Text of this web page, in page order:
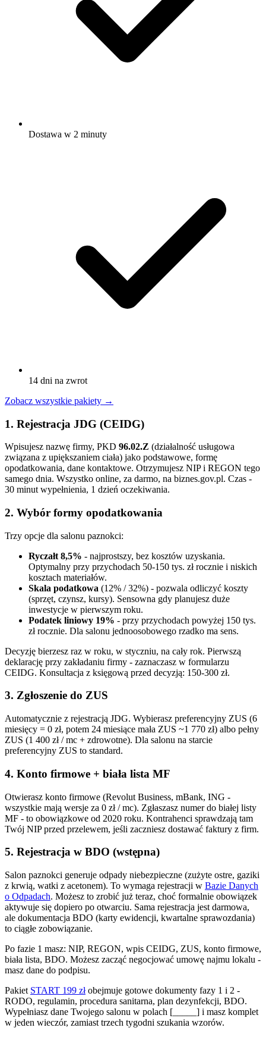
Dostawa w 2 minuty
14 dni na zwrot
Zobacz wszystkie pakiety →
1. Rejestracja JDG (CEIDG)
Wpisujesz nazwę firmy, PKD 96.02.Z (działalność usługowa
związana z upiększaniem ciała) jako podstawowe, formę
opodatkowania, dane kontaktowe. Otrzymujesz NIP i REGON tego
samego dnia. Wszystko online, za darmo, na biznes.gov.pl. Czas -
30 minut wypełnienia, 1 dzień oczekiwania.
2. Wybór formy opodatkowania
Trzy opcje dla salonu paznokci:
Ryczałt 8,5% - najprostszy, bez kosztów uzyskania.
Optymalny przy przychodach 50-150 tys. zł rocznie i niskich
kosztach materiałów.
Skala podatkowa (12% / 32%) - pozwala odliczyć koszty
(sprzęt, czynsz, kursy). Sensowna gdy planujesz duże
inwestycje w pierwszym roku.
Podatek liniowy 19% - przy przychodach powyżej 150 tys.
zł rocznie. Dla salonu jednoosobowego rzadko ma sens.
Decyzję bierzesz raz w roku, w styczniu, na cały rok. Pierwszą
deklarację przy zakładaniu firmy - zaznaczasz w formularzu
CEIDG. Konsultacja z księgową przed decyzją: 150-300 zł.
3. Zgłoszenie do ZUS
Automatycznie z rejestracją JDG. Wybierasz preferencyjny ZUS (6
miesięcy = 0 zł, potem 24 miesiące mała ZUS ~1 770 zł) albo pełny
ZUS (1 400 zł / mc + zdrowotne). Dla salonu na starcie
preferencyjny ZUS to standard.
4. Konto firmowe + biała lista MF
Otwierasz konto firmowe (Revolut Business, mBank, ING -
wszystkie mają wersje za 0 zł / mc). Zgłaszasz numer do białej listy
MF - to obowiązkowe od 2020 roku. Kontrahenci sprawdzają tam
Twój NIP przed przelewem, jeśli zaczniesz dostawać faktury z firm.
5. Rejestracja w BDO (wstępna)
Salon paznokci generuje odpady niebezpieczne (zużyte ostre, gaziki
z krwią, watki z acetonem). To wymaga rejestracji w Bazie Danych
o Odpadach. Możesz to zrobić już teraz, choć formalnie obowiązek
aktywuje się dopiero po otwarciu. Sama rejestracja jest darmowa,
ale dokumentacja BDO (karty ewidencji, kwartalne sprawozdania)
to ciągłe zobowiązanie.
Po fazie 1 masz: NIP, REGON, wpis CEIDG, ZUS, konto firmowe,
biała lista, BDO. Możesz zacząć negocjować umowę najmu lokalu -
masz dane do podpisu.
Pakiet START 199 złobejmuje gotowe dokumenty fazy 1 i 2 -
RODO, regulamin, procedura sanitarna, plan dezynfekcji, BDO.
Wypełniasz dane Twojego salonu w polach [_____] i masz komplet
w jeden wieczór, zamiast trzech tygodni szukania wzorów.